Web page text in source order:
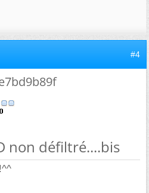
#4
non défiltré....bis